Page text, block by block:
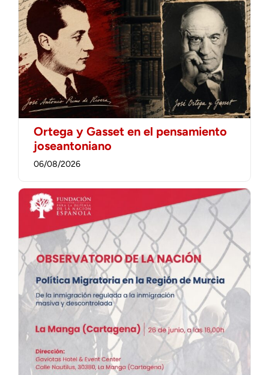
Ortega y Gasset en el pensamiento
joseantoniano
06/08/2026